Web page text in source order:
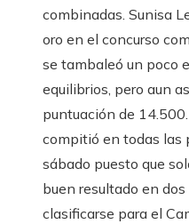
combinadas. Sunisa
oro en el concurso
se tambaleó un poco
equilibrios, pero aun
puntuación de
compitió en todas las
sábado puesto que
buen resultado en
clasificarse para el